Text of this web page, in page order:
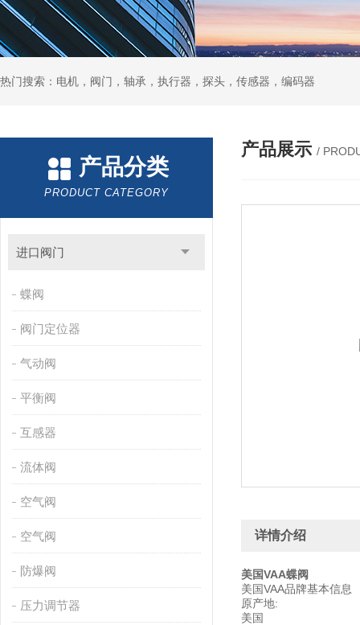
热门搜索：电机，阀门，轴承，执行器，探头，传感器，编码器
产品分类
PRODUCT CATEGORY
进口阀门
蝶阀
阀门定位器
气动阀
平衡阀
互感器
流体阀
空气阀
空气阀
防爆阀
压力调节器
产品展示 /
详情介绍
美国VAA蝶阀
美国VAA品牌基本信息
原产地:
美国